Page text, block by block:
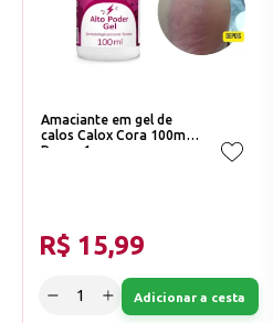
Amaciante em gel de
calos Calox Cora 100ml
Passo 1
R$ 15,99
Adicionar a cesta